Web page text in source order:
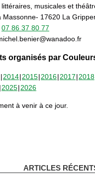
musicales et
Massonne- 17620 La
07 86 37 80 77
organisés par
2014 2015 2016 2017 2018
2025 2026
à venir à ce jour.
ARTICLES